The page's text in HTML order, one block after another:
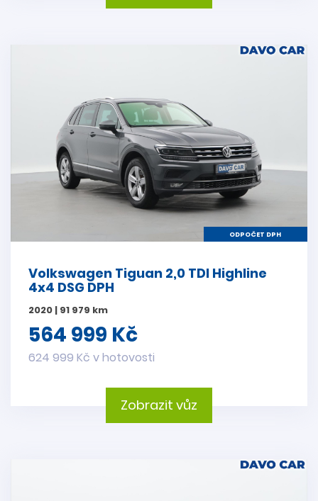
ODPOČET DPH
Volkswagen Tiguan 2,0 TDI Highline
4x4 DSG DPH
2020 | 91 979 km
564 999 Kč
624 999 Kč v hotovosti
Zobrazit vůz